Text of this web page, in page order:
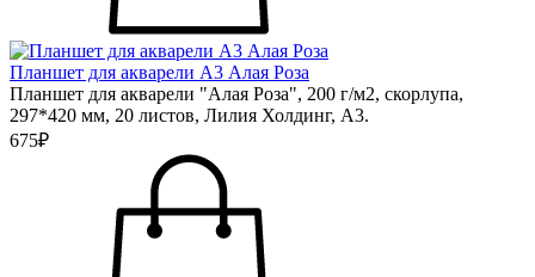
Планшет для акварели А3 Алая Роза
Планшет для акварели "Алая Роза", 200 г/м2, скорлупа,
297*420 мм, 20 листов, Лилия Холдинг, А3.
675₽